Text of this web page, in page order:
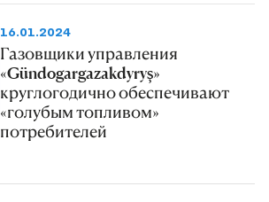
16.01.2024
Газовщики управления
«Gündogargazakdyryş»
круглогодично обеспечивают
«голубым топливом»
потребителей